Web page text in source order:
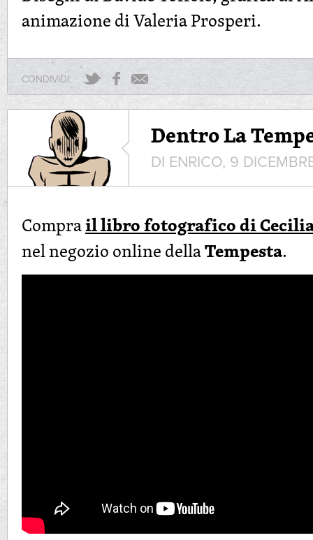
animazione di Valeria Prosperi.
CONDIVIDI:
Dentro La
DI ENRICO, 9
Comprail libro fotografico di
nel negozio online dellaTempesta.